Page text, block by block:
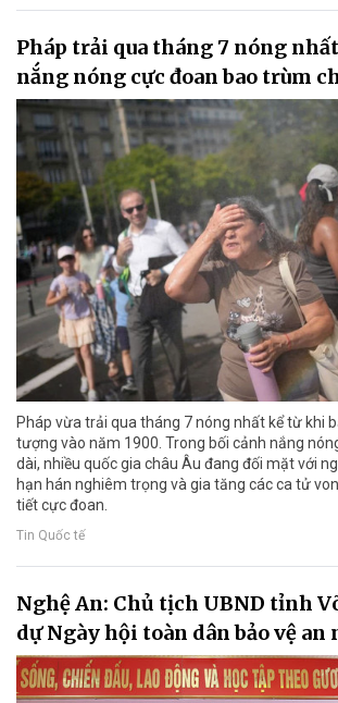
Pháp trải qua tháng 7 nóng
nắng nóng cực đoan bao trùm
Pháp vừa trải qua tháng 7 nóng nhất kể từ khi
tượng vào năm 1900. Trong bối cảnh nắng
dài, nhiều quốc gia châu Âu đang đối mặt với
hạn hán nghiêm trọng và gia tăng các ca tử
tiết cực đoan.
Tin Quốc tế
Nghệ An: Chủ tịch UBND tỉnh
dự Ngày hội toàn dân bảo vệ an